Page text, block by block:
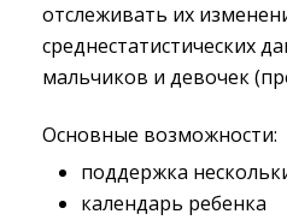
отслеживать их
среднестатистических
мальчиков и девочек
Основные возможности:
поддержка
календарь ребенка